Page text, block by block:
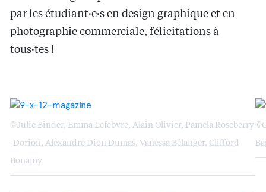
par les étudiant·e·s en design graphique et en
photographie commerciale, félicitations à
tous·tes !
©Julie Binder, Emma Lefebvre, Alain Olivier, Pamela Roseberry
-Dorion, Alexandre Dion Dumas, Vanessa Bélanger, Clifford
Bonamy